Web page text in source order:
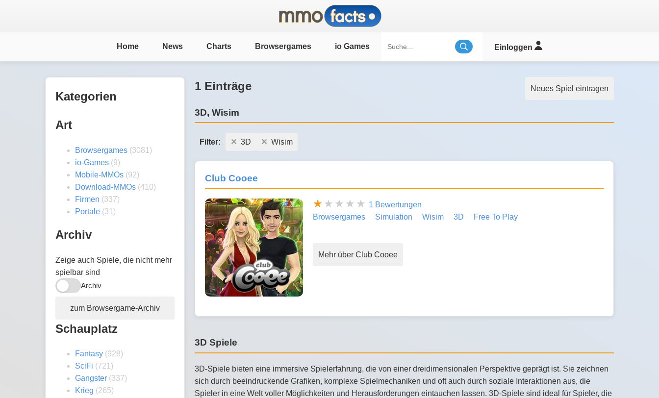
Home News Charts Browsergames io Games Einloggen
Kategorien
Art
Browsergames (3081)
io-Games (9)
Mobile-MMOs (92)
Download-MMOs (410)
Firmen (337)
Portale (31)
Archiv
Zeige auch Spiele, die nicht mehr
spielbar sind
Archiv
zum Browsergame-Archiv
Schauplatz
Fantasy (928)
SciFi (721)
Gangster (337)
Krieg (265)
Neues Spiel eintragen
1 Einträge
3D, Wisim
Filter: 3D Wisim
Club Cooee
1 Bewertungen
Browsergames
Simulation Wisim 3D Free To Play
Mehr über Club Cooee
3D Spiele
3D-Spiele bieten eine immersive Spielerfahrung, die von einer dreidimensionalen Perspektive geprägt ist. Sie zeichnen
sich durch beeindruckende Grafiken, komplexe Spielmechaniken und oft auch durch soziale Interaktionen aus, die
Spieler in eine Welt voller Möglichkeiten und Herausforderungen eintauchen lassen. 3D-Spiele sind ideal für Spieler, die